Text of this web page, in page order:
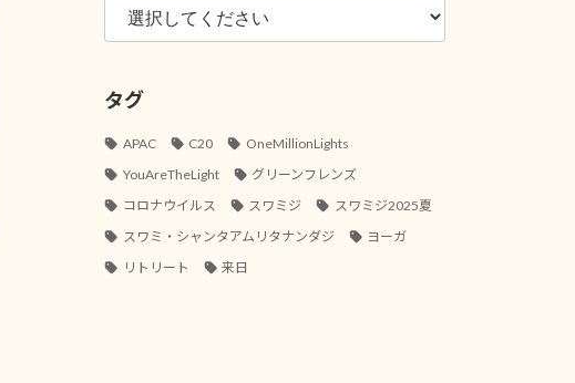
タグ
APAC C20
OneMillionLights
YouAreTheLight
グリーンフレンズ
コロナウイルス
スワミジ
スワミジ2025夏
スワミ・シャンタアムリタナンダジ
ヨーガ
リトリート
来日